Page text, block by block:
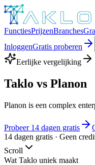
FunctiesPrijzenBranches
InloggenGratis proberen
Eerlijke vergelijking
Taklo vs Planon
Planon is een complex
Probeer 14 dagen gratis
14 dagen gratis · Geen
Scroll
Wat Taklo uniek maakt